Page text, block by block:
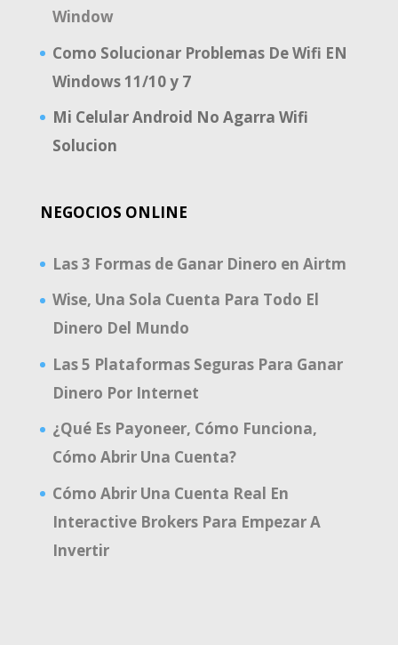
Window
Como Solucionar Problemas De Wifi EN
Windows 11/10 y 7
Mi Celular Android No Agarra Wifi
Solucion
NEGOCIOS ONLINE
Las 3 Formas de Ganar Dinero en Airtm
Wise, Una Sola Cuenta Para Todo El
Dinero Del Mundo
Las 5 Plataformas Seguras Para Ganar
Dinero Por Internet
¿Qué Es Payoneer, Cómo Funciona,
Cómo Abrir Una Cuenta?
Cómo Abrir Una Cuenta Real En
Interactive Brokers Para Empezar A
Invertir